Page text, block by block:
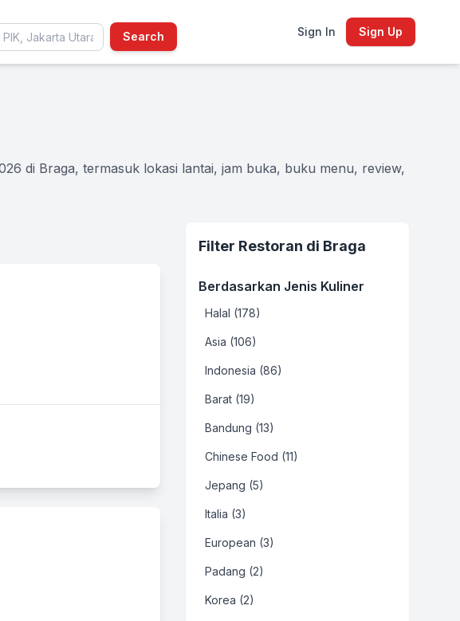
Search Sign In Sign Up
di Braga, termasuk lokasi lantai, jam buka, buku menu, review,
Filter Restoran di Braga
Berdasarkan Jenis Kuliner
Halal (178)
Asia (106)
Indonesia (86)
Barat (19)
Bandung (13)
Chinese Food (11)
Jepang (5)
Italia (3)
European (3)
Padang (2)
Korea (2)